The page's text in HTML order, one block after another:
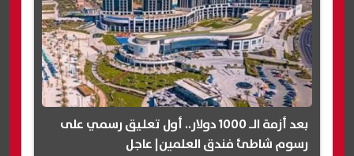
بعد أزمة الـ 1000 دولار.. أول تعليق رسمي على
رسوم شاطئ فندق العلمين| عاجل